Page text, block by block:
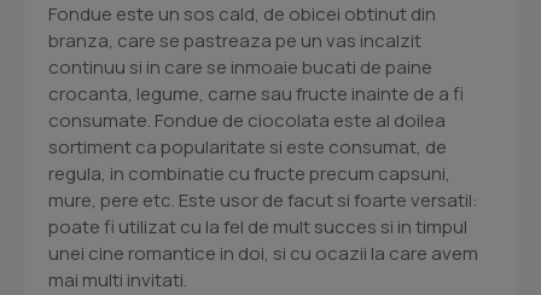
Fondue este un sos cald, de obicei obtinut din
branza, care se pastreaza pe un vas incalzit
continuu si in care se inmoaie bucati de paine
crocanta, legume, carne sau fructe inainte de a fi
consumate. Fondue de ciocolata este al doilea
sortiment ca popularitate si este consumat, de
regula, in combinatie cu fructe precum capsuni,
mure, pere etc. Este usor de facut si foarte versatil:
poate fi utilizat cu la fel de mult succes si in timpul
unei cine romantice in doi, si cu ocazii la care avem
mai multi invitati.